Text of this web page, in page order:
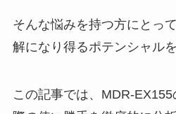
そんな悩みを持つ方にとっ
解になり得るポテンシャル
この記事では、MDR-